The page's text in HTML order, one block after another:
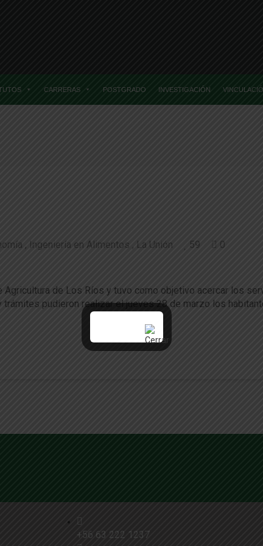
CARRERAS POSTGRADO INVESTIGACIÓN
Ingeniería en Alimentos La Unión 59 0
Agricultura de Los Ríos y tuvo como objetivo acercar los
trámites pudieron realizar el jueves 28 de marzo los
+56 63 222 1237